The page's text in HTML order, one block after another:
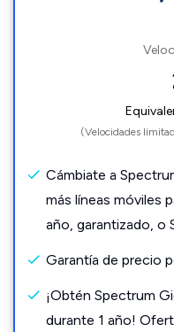
(Velocidades
Cámbiate a
más líneas móviles
año, garantizado, o
Garantía de precio
¡Obtén Spectrum
durante 1 año!